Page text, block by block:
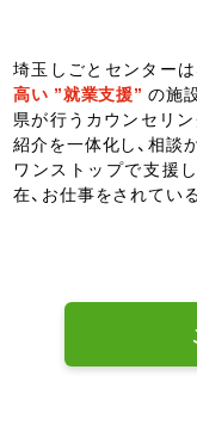
埼玉しごとセンターは
高い ”就業支援” の施
県が行うカウンセリ
紹介を一体化し、相談
ワンストップで支援
在、お仕事をされてい